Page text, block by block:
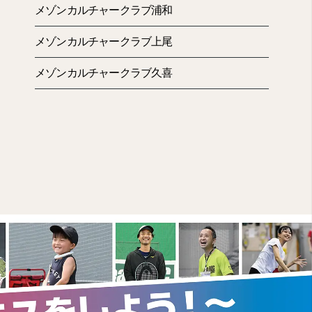
です。
メゾンカルチャークラブ浦和
メゾンカルチャークラブ上尾
メゾンカルチャークラブ久喜